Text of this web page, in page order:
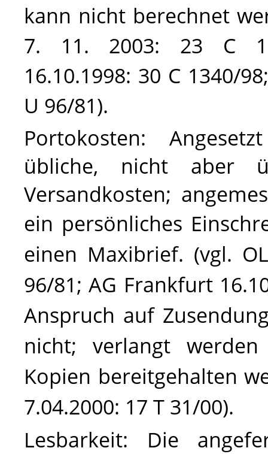
kann nicht berechnet
7. 11. 2003: 23 C
16.10.1998: 30 C 1340/
U 96/81).
Portokosten:
übliche, nicht aber
Versandkosten;
ein persönliches
einen Maxibrief. (vgl.
96/81;AG Frankfurt
Anspruch auf
nicht; verlangt
Kopien bereitgehalten
7.04.2000: 17 T 31/00).
Lesbarkeit: Die